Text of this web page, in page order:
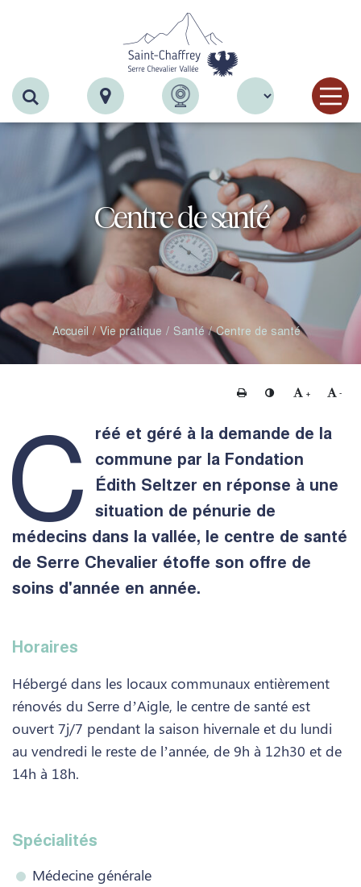
Recherche
Centre de santé
Accueil Vie pratique Santé Centre de santé
Imprimer Changer le contraste
+ Agrandir le
-
C réé et géré à la demande de la
commune par la Fondation
Édith Seltzer en réponse à une
situation de pénurie de
médecins dans la vallée, le centre de santé
de Serre Chevalier étoffe son offre de
soins d'année en année.
Horaires
Hébergé dans les locaux communaux entièrement
rénovés du Serre d’Aigle, le centre de santé est
ouvert 7j/7 pendant la saison hivernale et du lundi
au vendredi le reste de l’année, de 9h à 12h30 et de
14h à 18h.
Spécialités
Médecine générale